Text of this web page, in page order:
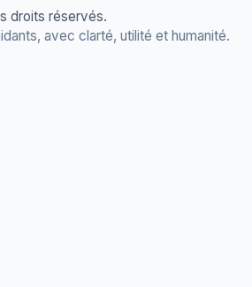
droits réservés.
avec clarté, utilité et humanité.